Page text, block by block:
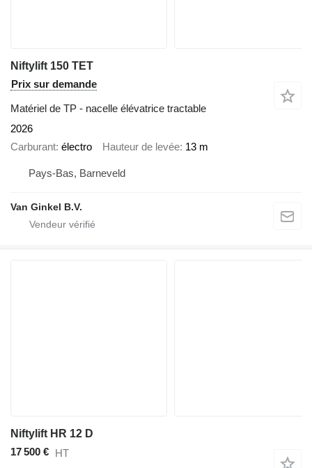
Niftylift 150 TET
Prix sur demande
Matériel de TP - nacelle élévatrice tractable
2026
Carburant électro Hauteur de levée 13 m
Pays-Bas, Barneveld
Van Ginkel B.V.
Niftylift HR 12 D
17 500 € HT